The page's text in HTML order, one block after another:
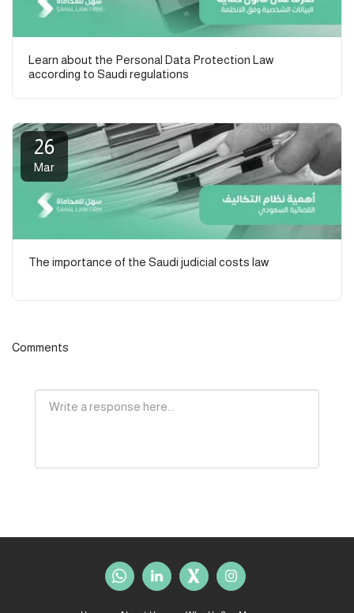
Learn about the Personal Data Protection Law
according to Saudi regulations
26
Mar
The importance of the Saudi judicial costs law
Comments